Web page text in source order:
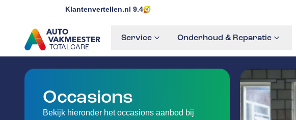
Klantenvertellen.nl 9.4
TOTALCARE
GA NAAR DE HOMEPAGINA
Service Onderhoud & Reparatie
Occasions
Bekijk hieronder het occasions aanbod bij